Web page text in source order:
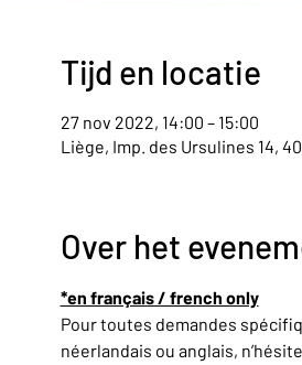
Tijd en locatie
27 nov 2022, 14:00 – 15:00
Liège, Imp. des Ursulines 14,
Over het
*en français / french only
Pour toutes demandes
néerlandais ou anglais,